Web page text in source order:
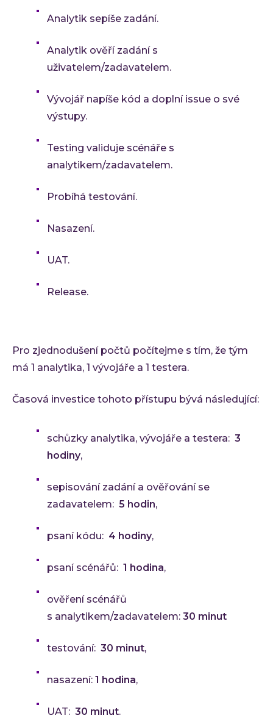
Analytik sepíše zadání.
Analytik ověří zadání s
uživatelem/zadavatelem.
Vývojář napíše kód a doplní issue o své
výstupy.
Testing validuje scénáře s
analytikem/zadavatelem.
Probíhá testování.
Nasazení.
UAT.
Release.
Pro zjednodušení počtů počítejme s tím, že tým
má 1 analytika, 1 vývojáře a 1 testera.
Časová investice tohoto přístupu bývá následující:
schůzky analytika, vývojáře a testera: 3
hodiny,
sepisování zadání a ověřování se
zadavatelem: 5 hodin,
psaní kódu: 4 hodiny,
psaní scénářů: 1 hodina,
ověření scénářů
s analytikem/zadavatelem:30 minut
testování: 30 minut,
nasazení:1 hodina,
UAT: 30 minut.